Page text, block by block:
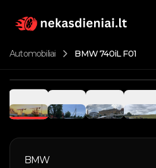
Katalogas
Apie
Automobiliai BMW 740iL F01
BMW